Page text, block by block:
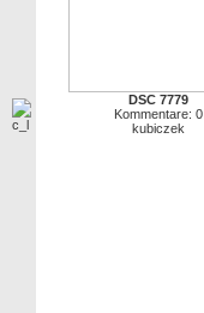
DSC 7779
Kommentare: 0
kubiczek